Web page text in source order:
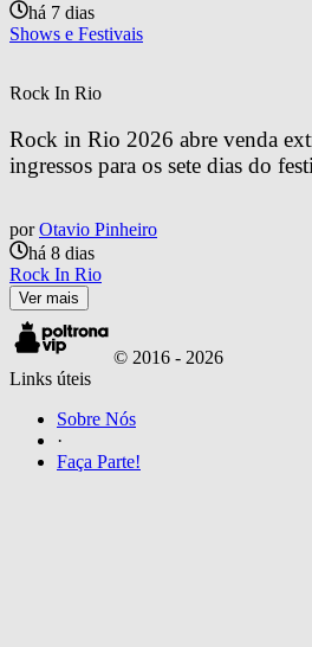
há 7 dias
Shows e Festivais
Rock In Rio
Rock in Rio 2026 abre venda
ingressos para os sete dias do
por Otavio Pinheiro
há 8 dias
Rock In Rio
Ver mais
© 2016 - 2026
Links úteis
Sobre Nós
·
Faça Parte!